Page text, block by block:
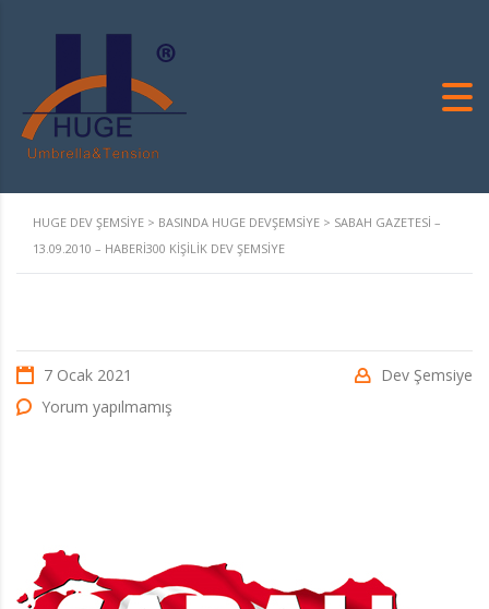
HUGE DEV ŞEMSIYE > BASINDA HUGE DEVŞEMSIYE > SABAH GAZETESİ –
13.09.2010 – HABERI300 KIŞILIK DEV ŞEMSIYE
7 Ocak 2021
Dev Şemsiye
Yorum yapılmamış